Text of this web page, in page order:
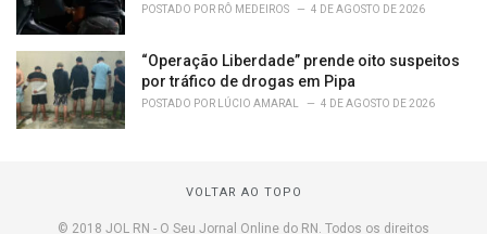
POSTADO POR RÔ MEDEIROS 4 DE AGOSTO DE 2026
“Operação Liberdade” prende oito suspeitos
por tráfico de drogas em Pipa
POSTADO POR LÚCIO AMARAL 4 DE AGOSTO DE 2026
VOLTAR AO TOPO
© 2018 JOL RN - O Seu Jornal Online do RN. Todos os direitos